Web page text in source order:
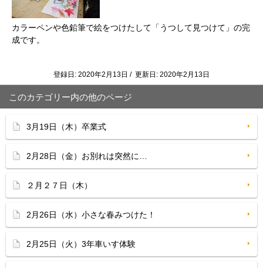
カラーペンや色鉛筆で絵をつけたして「うつして見つけて」の完
成です。
登録日: 2020年2月13日 / 更新日: 2020年2月13日
このカテゴリー内の他のページ
3月19日（木）卒業式
2月28日（金）お別れは突然に…
２月２７日（木）
2月26日（水）小さな春みつけた！
2月25日（火）3年車いす体験